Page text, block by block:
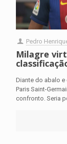
Pedro
Milagre
Diante do abalo
Paris Saint-
confronto. Seria